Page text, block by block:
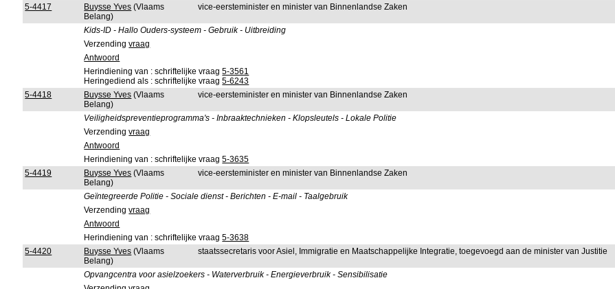
5-4417
Buysse Yves (Vlaams
Belang)
vice-eersteminister en minister van Binnenlandse Zaken
Kids-ID - Hallo Ouders-systeem - Gebruik - Uitbreiding
Verzendingvraag
Antwoord
Herindiening van : schriftelijke vraag5-3561
Heringediend als : schriftelijke vraag5-6243
5-4418
Buysse Yves (Vlaams
Belang)
vice-eersteminister en minister van Binnenlandse Zaken
Veiligheidspreventieprogramma's - Inbraaktechnieken - Klopsleutels - Lokale Politie
Verzendingvraag
Antwoord
Herindiening van : schriftelijke vraag5-3635
5-4419
Buysse Yves (Vlaams
Belang)
vice-eersteminister en minister van Binnenlandse Zaken
Geïntegreerde Politie - Sociale dienst - Berichten - E-mail - Taalgebruik
Verzendingvraag
Antwoord
Herindiening van : schriftelijke vraag5-3638
5-4420
Buysse Yves (Vlaams
Belang)
staatssecretaris voor Asiel, Immigratie en Maatschappelijke Integratie, toegevoegd aan de minister van Justitie
Opvangcentra voor asielzoekers - Waterverbruik - Energieverbruik - Sensibilisatie